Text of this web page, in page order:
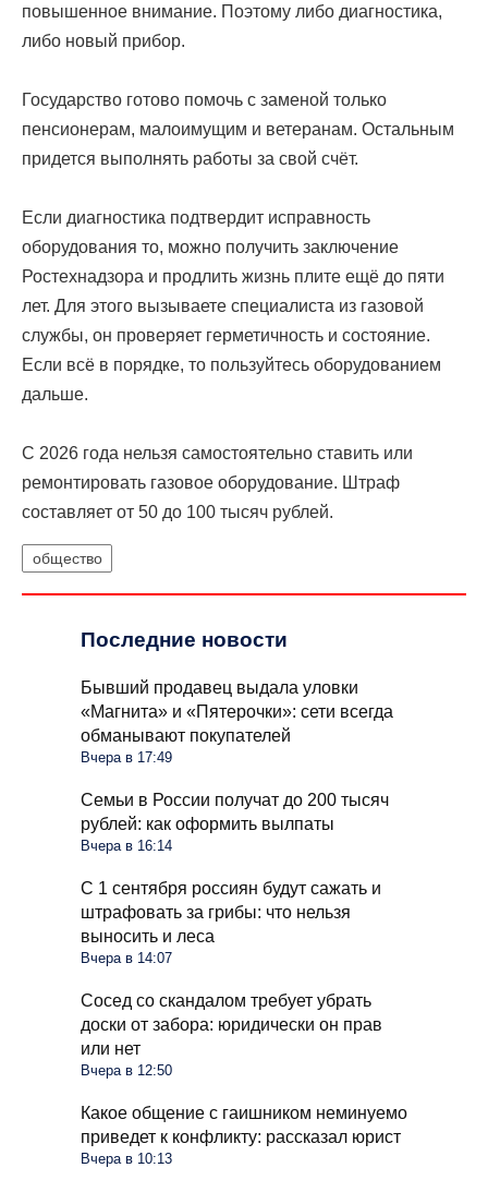
повышенное внимание. Поэтому либо диагностика,
либо новый прибор.
Государство готово помочь с заменой только
пенсионерам, малоимущим и ветеранам. Остальным
придется выполнять работы за свой счёт.
Если диагностика подтвердит исправность
оборудования то, можно получить заключение
Ростехнадзора и продлить жизнь плите ещё до пяти
лет. Для этого вызываете специалиста из газовой
службы, он проверяет герметичность и состояние.
Если всё в порядке, то пользуйтесь оборудованием
дальше.
С 2026 года нельзя самостоятельно ставить или
ремонтировать газовое оборудование. Штраф
составляет от 50 до 100 тысяч рублей.
общество
Последние новости
Бывший продавец выдала уловки
«Магнита» и «Пятерочки»: сети всегда
обманывают покупателей
Вчера в 17:49
Семьи в России получат до 200 тысяч
рублей: как оформить вылпаты
Вчера в 16:14
С 1 сентября россиян будут сажать и
штрафовать за грибы: что нельзя
выносить и леса
Вчера в 14:07
Сосед со скандалом требует убрать
доски от забора: юридически он прав
или нет
Вчера в 12:50
Какое общение с гаишником неминуемо
приведет к конфликту: рассказал юрист
Вчера в 10:13